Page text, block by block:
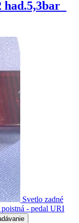
Svetlo zadné
- pedal URI